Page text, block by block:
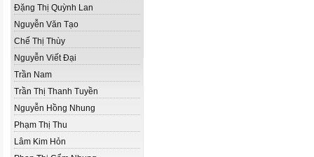
Đặng Thị Quỳnh Lan
Nguyễn Văn Tạo
Chế Thị Thùy
Nguyễn Viết Đại
Trần Nam
Trần Thị Thanh Tuyền
Nguyễn Hồng Nhung
Phạm Thị Thu
Lâm Kim Hỏn